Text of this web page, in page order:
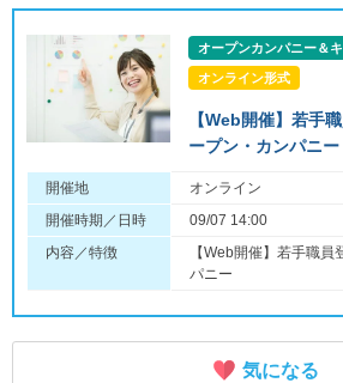
オープンカンパニー＆
オンライン形式
【Web開催】若手
ープン・カンパニー
開催地
オンライン
開催時期／日時
09/07 14:00
内容／特徴
【Web開催】若手職
パニー
気になる